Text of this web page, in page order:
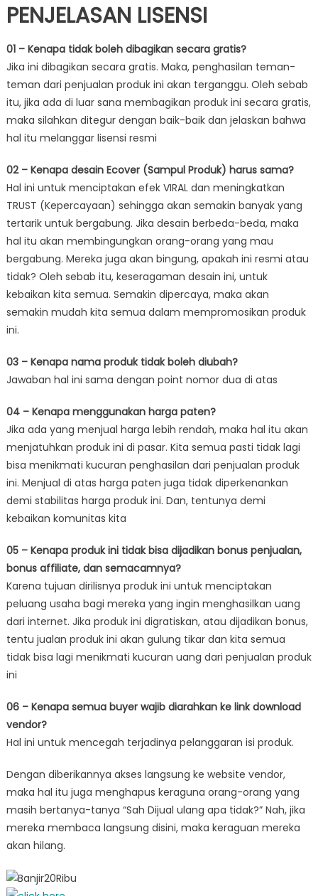
PENJELASAN LISENSI
01 – Kenapa tidak boleh dibagikan secara gratis?
Jika ini dibagikan secara gratis. Maka, penghasilan teman-
teman dari penjualan produk ini akan terganggu. Oleh sebab
itu, jika ada di luar sana membagikan produk ini secara gratis,
maka silahkan ditegur dengan baik-baik dan jelaskan bahwa
hal itu melanggar lisensi resmi
02 – Kenapa desain Ecover (Sampul Produk) harus sama?
Hal ini untuk menciptakan efek VIRAL dan meningkatkan
TRUST (Kepercayaan) sehingga akan semakin banyak yang
tertarik untuk bergabung. Jika desain berbeda-beda, maka
hal itu akan membingungkan orang-orang yang mau
bergabung. Mereka juga akan bingung, apakah ini resmi atau
tidak? Oleh sebab itu, keseragaman desain ini, untuk
kebaikan kita semua. Semakin dipercaya, maka akan
semakin mudah kita semua dalam mempromosikan produk
ini.
03 – Kenapa nama produk tidak boleh diubah?
Jawaban hal ini sama dengan point nomor dua di atas
04 – Kenapa menggunakan harga paten?
Jika ada yang menjual harga lebih rendah, maka hal itu akan
menjatuhkan produk ini di pasar. Kita semua pasti tidak lagi
bisa menikmati kucuran penghasilan dari penjualan produk
ini. Menjual di atas harga paten juga tidak diperkenankan
demi stabilitas harga produk ini. Dan, tentunya demi
kebaikan komunitas kita
05 – Kenapa produk ini tidak bisa dijadikan bonus penjualan,
bonus affiliate, dan semacamnya?
Karena tujuan dirilisnya produk ini untuk menciptakan
peluang usaha bagi mereka yang ingin menghasilkan uang
dari internet. Jika produk ini digratiskan, atau dijadikan bonus,
tentu jualan produk ini akan gulung tikar dan kita semua
tidak bisa lagi menikmati kucuran uang dari penjualan produk
ini
06 – Kenapa semua buyer wajib diarahkan ke link download
vendor?
Hal ini untuk mencegah terjadinya pelanggaran isi produk.
Dengan diberikannya akses langsung ke website vendor,
maka hal itu juga menghapus keraguna orang-orang yang
masih bertanya-tanya “Sah Dijual ulang apa tidak?” Nah, jika
mereka membaca langsung disini, maka keraguan mereka
akan hilang.